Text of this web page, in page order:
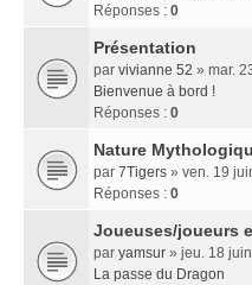
Réponses : 0
Présentation
par vivianne 52 » mar.
Bienvenue à bord !
Réponses : 0
Nature
par 7Tigers » ven. 19
Réponses : 0
Joueuses/joueurs
par yamsur » jeu. 18
La passe du Dragon